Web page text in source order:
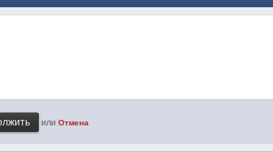
или Отмена